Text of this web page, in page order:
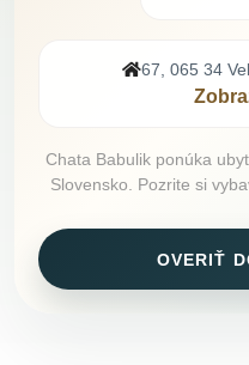
67, 065 34
Chata Babulik ponúka
Slovensko. Pozrite si
OVERIŤ